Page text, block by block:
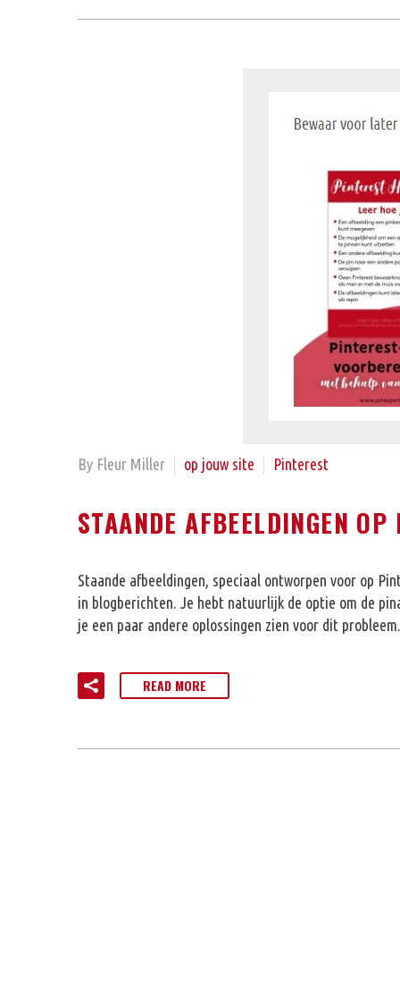
By Fleur Miller op jouw site Pinterest
STAANDE AFBEELDINGEN
Staande afbeeldingen, speciaal ontworpen voor op
in blogberichten. Je hebt natuurlijk de optie om de
je een paar andere oplossingen zien voor dit probleem.
READ MORE